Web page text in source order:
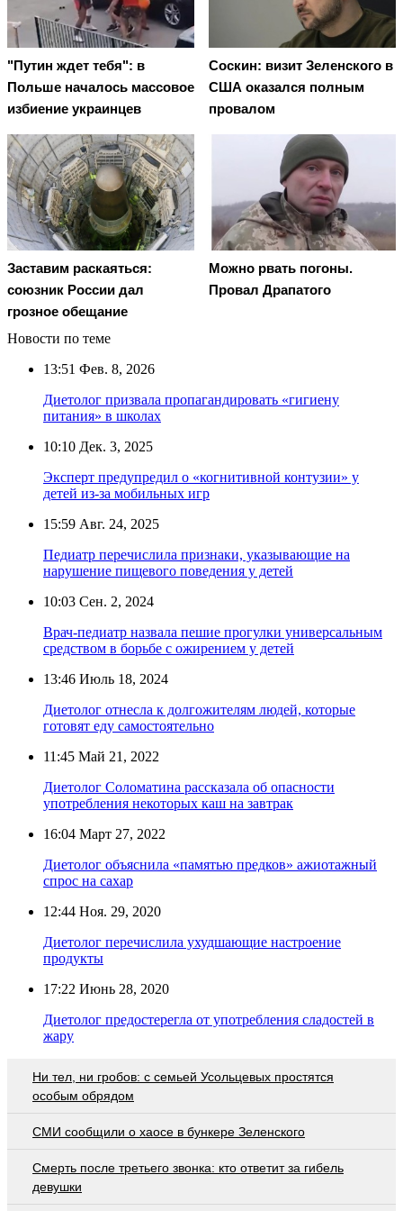
"Путин ждет тебя": в
Польше началось массовое
избиение украинцев
Соскин: визит Зеленского в
США оказался полным
провалом
Заставим раскаяться:
союзник России дал
грозное обещание
Можно рвать погоны.
Провал Драпатого
Новости по теме
13:51 Фев. 8, 2026
Диетолог призвала пропагандировать «гигиену
питания» в школах
10:10 Дек. 3, 2025
Эксперт предупредил о «когнитивной контузии» у
детей из-за мобильных игр
15:59 Авг. 24, 2025
Педиатр перечислила признаки, указывающие на
нарушение пищевого поведения у детей
10:03 Сен. 2, 2024
Врач-педиатр назвала пешие прогулки универсальным
средством в борьбе с ожирением у детей
13:46 Июль 18, 2024
Диетолог отнесла к долгожителям людей, которые
готовят еду самостоятельно
11:45 Май 21, 2022
Диетолог Соломатина рассказала об опасности
употребления некоторых каш на завтрак
16:04 Март 27, 2022
Диетолог объяснила «памятью предков» ажиотажный
спрос на сахар
12:44 Ноя. 29, 2020
Диетолог перечислила ухудшающие настроение
продукты
17:22 Июнь 28, 2020
Диетолог предостерегла от употребления сладостей в
жару
Ни тел, ни гробов: с семьей Усольцевых простятся
особым обрядом
СМИ сообщили о хаосе в бункере Зеленского
Смерть после третьего звонка: кто ответит за гибель
девушки